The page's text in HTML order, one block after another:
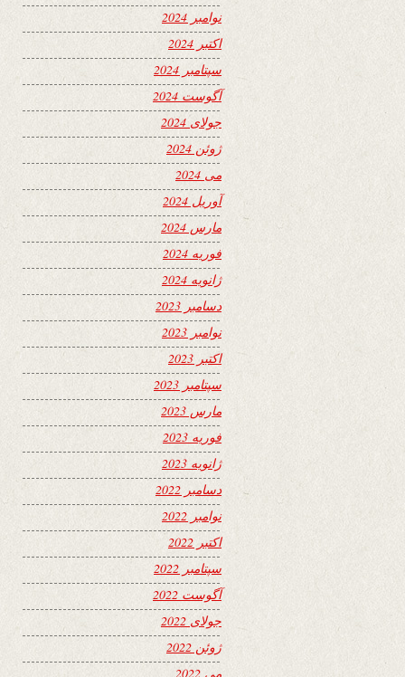
نوامبر 2024
اکتبر 2024
سپتامبر 2024
آگوست 2024
جولای 2024
ژوئن 2024
می 2024
آوریل 2024
مارس 2024
فوریه 2024
ژانویه 2024
دسامبر 2023
نوامبر 2023
اکتبر 2023
سپتامبر 2023
مارس 2023
فوریه 2023
ژانویه 2023
دسامبر 2022
نوامبر 2022
اکتبر 2022
سپتامبر 2022
آگوست 2022
جولای 2022
ژوئن 2022
می 2022